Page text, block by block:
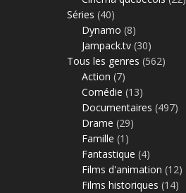
Séries (40)
Dynamo (8)
Jampack.tv (30)
Tous les genres (562)
Action (7)
Comédie (13)
Documentaires (497)
Drame (29)
Famille (1)
Fantastique (4)
Films d'animation (12)
Films historiques (14)